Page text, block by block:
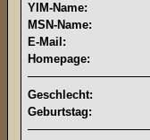
YIM-Name:
MSN-Name:
E-Mail:
Homepage:
Geschlecht:
Geburtstag: